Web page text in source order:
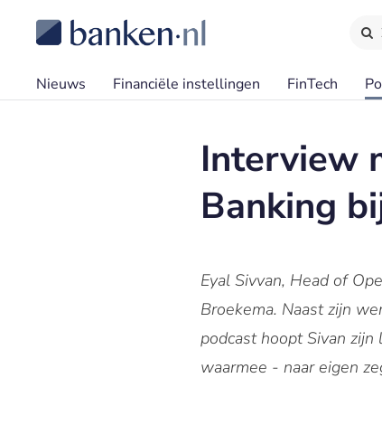
Nieuws Financiële instellingen FinTech
Interview
Banking
Eyal Sivvan, Head of
Broekema. Naast zijn
podcast hoopt Sivan
waarmee - naar eigen